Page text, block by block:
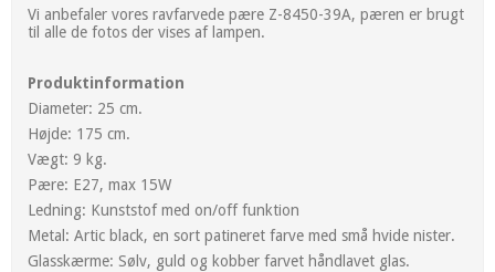
Vi anbefaler vores ravfarvede pære Z-8450-39A, pæren er brugt
til alle de fotos der vises af lampen.
Produktinformation
Diameter: 25 cm.
Højde: 175 cm.
Vægt: 9 kg.
Pære: E27, max 15W
Ledning: Kunststof med on/off funktion
Metal: Artic black, en sort patineret farve med små hvide nister.
Glasskærme: Sølv, guld og kobber farvet håndlavet glas.